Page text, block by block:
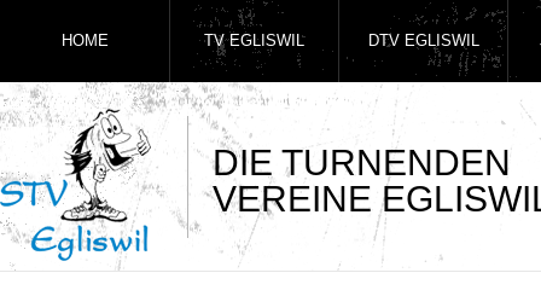
DIE TURNENDEN
VEREINE
HOME TV EGLISWIL DTV EGLISWIL